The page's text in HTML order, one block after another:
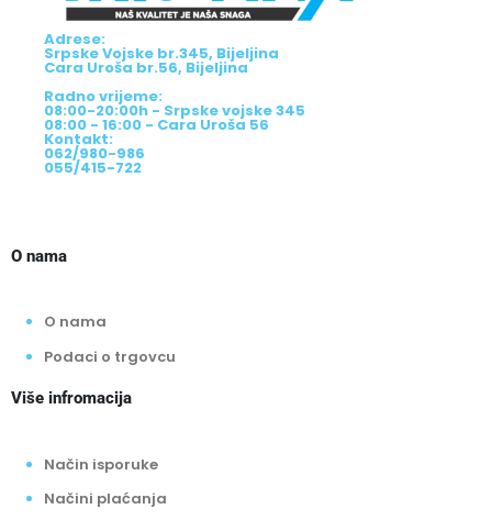
Adrese:
Srpske Vojske br.345, Bijeljina
Cara Uroša br.56, Bijeljina
Radno vrijeme:
08:00-20:00h - Srpske vojske 345
08:00 - 16:00 - Cara Uroša 56
Kontakt:
062/980-986
055/415-722
O nama
O nama
Podaci o trgovcu
Više infromacija
Način isporuke
Načini plaćanja